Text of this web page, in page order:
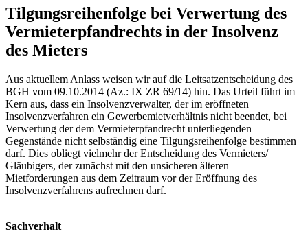
Tilgungsreihenfolge bei Verwertung des
Vermieterpfandrechts in der Insolvenz
des Mieters
Aus aktuellem Anlass weisen wir auf die Leitsatzentscheidung des
BGH vom 09.10.2014 (Az.: IX ZR 69/14) hin. Das Urteil führt im
Kern aus, dass ein Insolvenzverwalter, der im eröffneten
Insolvenzverfahren ein Gewerbemietverhältnis nicht beendet, bei
Verwertung der dem Vermieterpfandrecht unterliegenden
Gegenstände nicht selbständig eine Tilgungsreihenfolge bestimmen
darf. Dies obliegt vielmehr der Entscheidung des Vermieters/
Gläubigers, der zunächst mit den unsicheren älteren
Mietforderungen aus dem Zeitraum vor der Eröffnung des
Insolvenzverfahrens aufrechnen darf.
Sachverhalt